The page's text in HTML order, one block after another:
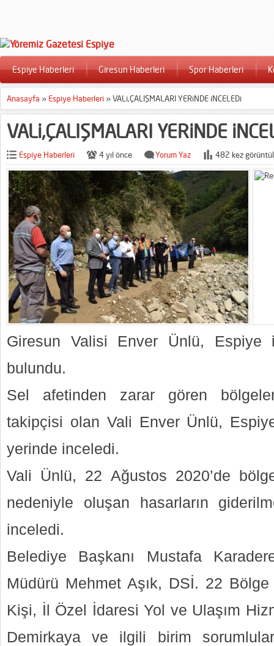
Espiye Haberleri Giresun Haberleri Spor Haberleri
Anasayfa » Espiye Haberleri »VALi,ÇALIŞMALARI YERiNDE iNCELEDi
VALi,ÇALIŞMALARI YERiNDE
Espiye Haberleri 4 yıl önce Yorum Yaz 482 kez
Giresun Valisi Enver Ünlü, Espiye
bulundu.
Sel afetinden zarar gören
takipçisi olan Vali Enver Ünlü,
yerinde inceledi.
Vali Ünlü, 22 Ağustos 2020’de
nedeniyle oluşan hasarların
inceledi.
Belediye Başkanı Mustafa
Müdürü Mehmet Aşık, DSİ. 22 Bölge
Kişi, İl Özel İdaresi Yol ve Ulaşım
Demirkaya ve ilgili birim